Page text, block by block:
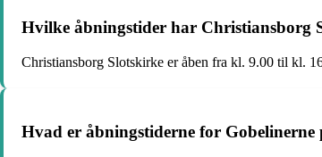
Hvilke åbningstider har Christiansborg
Christiansborg Slotskirke er åben fra kl. 9.00 til kl.
Hvad er åbningstiderne for Gobelinerne